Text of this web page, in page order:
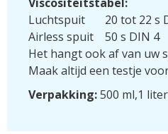
Luchtspuit 20 tot 22 s
Airless spuit 50 s DIN 4
Het hangt ook af van uw
Maak altijd een testje
Verpakking:500 ml,1